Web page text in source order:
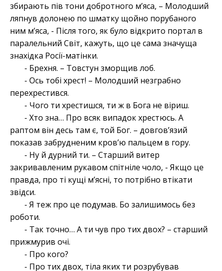
збирають пів тони добротного м’яса, – Молодший
ляпнув долонею по шматку щойно порубаного
ним м’яса, - Після того, як було відкрито портал в
паралельний Світ, кажуть, що це сама значуща
знахідка Росії-матінки.
- Брехня. – Товстун зморщив лоб.
- Ось тобі хрест! – Молодший незграбно
перехрестився.
- Чого ти хрестишся, ти ж в Бога не віриш.
- Хто зна… Про всяк випадок хрестюсь. А
раптом він десь там є, той Бог. – довгов’язий
показав забрудненим кров’ю пальцем в гору.
- Ну й дурний ти. – Старший витер
закривавленим рукавом спітніле чоло, - Якщо це
правда, про ті кущі м’ясні, то потрібно втікати
звідси.
- Я теж про це подумав. Бо залишимось без
роботи.
- Так точно… А ти чув про тих двох? – старший
прижмурив очі.
- Про кого?
- Про тих двох, тіла яких ти розрубував